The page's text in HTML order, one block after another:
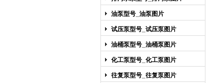
油泵型号_油泵图片
试压泵型号_试压泵图片
油桶泵型号_油桶泵图片
化工泵型号_化工泵图片
往复泵型号_往复泵图片